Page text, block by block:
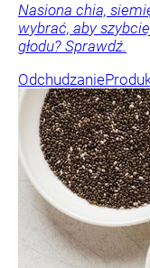
Nasiona chia,
wybrać, aby
głodu? Sprawdź.
Odchudzanie